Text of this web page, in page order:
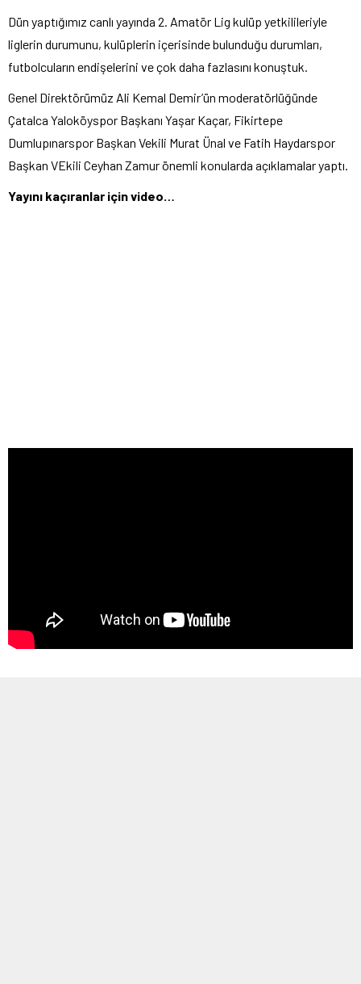
Dün yaptığımız canlı yayında 2. Amatör Lig kulüp yetkilileriyle
liglerin durumunu, kulüplerin içerisinde bulunduğu durumları,
futbolcuların endişelerini ve çok daha fazlasını konuştuk.
Genel Direktörümüz Ali Kemal Demir’ün moderatörlüğünde
Çatalca Yaloköyspor Başkanı Yaşar Kaçar, Fikirtepe
Dumlupınarspor Başkan Vekili Murat Ünal ve Fatih Haydarspor
Başkan VEkili Ceyhan Zamur önemli konularda açıklamalar yaptı.
Yayını kaçıranlar için video…